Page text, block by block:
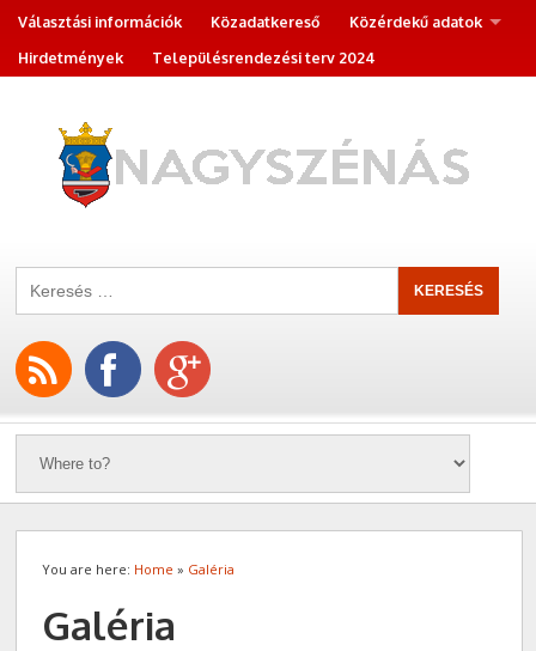
Választási információk
Közadatkereső
Közérdekű adatok
Hirdetmények
Településrendezési terv 2024
You are here: Home » Galéria
Galéria